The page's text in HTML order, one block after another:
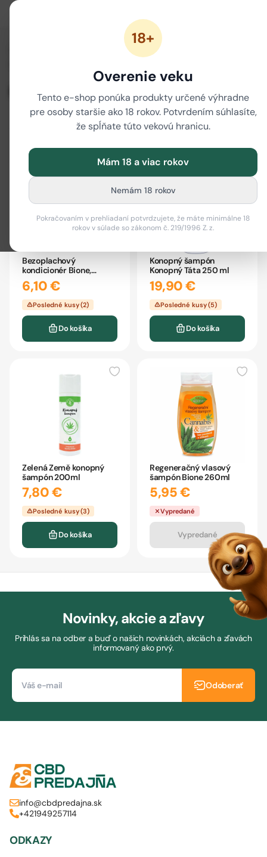
18+
Overenie veku
Tento e-shop ponúka produkty určené výhradne
pre osoby staršie ako 18 rokov. Potvrdením súhlasíte,
že spĺňate túto vekovú hranicu.
Mám 18 a viac rokov
Nemám 18 rokov
Pokračovaním v prehliadaní potvrdzujete, že máte minimálne 18
rokov v súlade so zákonom č. 219/1996 Z. z.
Konopná kozmetika /
Regeneračný
Bezoplachový
kondicionér Bione,
Keratín, 260ml
6,10 €
Posledné kusy (2)
Do košíka
Konopný šampón
Konopný Táta 250 ml
19,90 €
Posledné kusy (5)
Do košíka
Zelená Země konopný
šampón 200ml
7,80 €
Posledné kusy (3)
Do košíka
Regeneračný vlasový
šampón Bione 260ml
5,95 €
Vypredané
Vypredané
Novinky, akcie a zľavy
Prihlás sa na odber a buď o našich novinkách, akciách a zľavách
informovaný ako prvý.
Odoberať
info@cbdpredajna.sk
+421949257114
ODKAZY